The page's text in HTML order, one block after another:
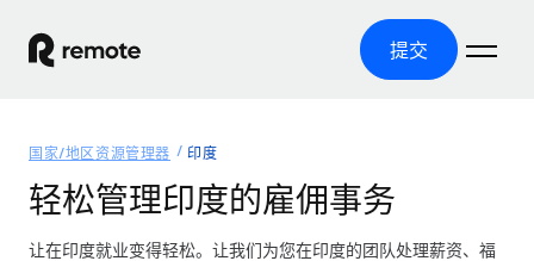
提交
产品
全球招聘
国家/地区资源管理器 印度
轻松管理印度的雇佣事务
让在印度就业变得轻松。让我们为您在印度的团队处理薪资、福